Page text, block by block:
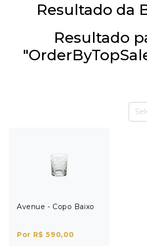
Resultado da
Resultado
Avenue - Copo Baixo
Por R$ 590,00